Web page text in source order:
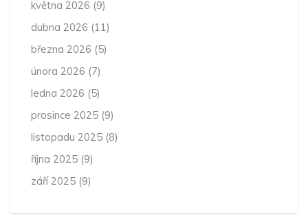
května 2026 (9)
dubna 2026 (11)
března 2026 (5)
února 2026 (7)
ledna 2026 (5)
prosince 2025 (9)
listopadu 2025 (8)
října 2025 (9)
září 2025 (9)